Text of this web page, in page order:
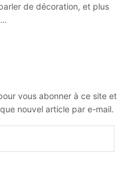
de décoration, et plus
vous abonner à ce site et
nouvel article par e-mail.